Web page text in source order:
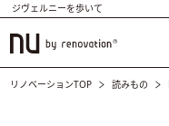
ジヴェルニーを歩いて
リノベーションTOP 読みもの